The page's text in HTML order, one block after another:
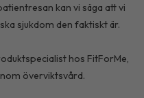
kan vi säga att vi
sjukdom den faktiskt är.
hos FitForMe,
överviktsvård.